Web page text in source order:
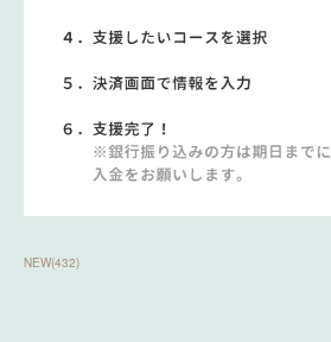
NEW(432)